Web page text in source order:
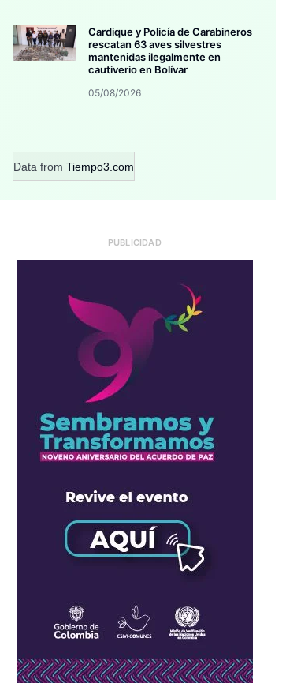
Cardique y Policía de Carabineros
rescatan 63 aves silvestres
mantenidas ilegalmente en
cautiverio en Bolívar
05/08/2026
Data from Tiempo3.com
PUBLICIDAD